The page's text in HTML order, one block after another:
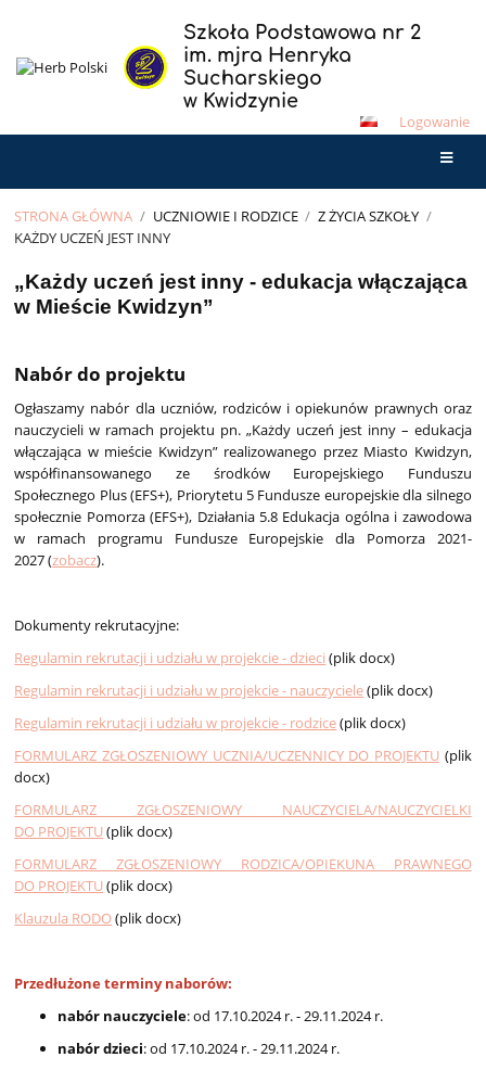
Szkoła Podstawowa nr 2
im. mjra Henryka
Sucharskiego
w Kwidzynie
Logowanie
STRONA GŁÓWNA / UCZNIOWIE I RODZICE / Z ŻYCIA SZKOŁY /
KAŻDY UCZEŃ JEST INNY
Każdy
uczeń
inny
„Każdy uczeń jest inny - edukacja włączająca
w Mieście Kwidzyn”
Nabór do projektu
Ogłaszamy nabór dla uczniów, rodziców i opiekunów prawnych oraz
nauczycieli w ramach projektu pn. „Każdy uczeń jest inny – edukacja
włączająca w mieście Kwidzyn” realizowanego przez Miasto Kwidzyn,
współfinansowanego ze środków Europejskiego Funduszu
Społecznego Plus (EFS+), Priorytetu 5 Fundusze europejskie dla silnego
społecznie Pomorza (EFS+), Działania 5.8 Edukacja ogólna i zawodowa
w ramach programu Fundusze Europejskie dla Pomorza 2021-
2027 (zobacz).
Dokumenty rekrutacyjne:
Regulamin rekrutacji i udziału w projekcie - dzieci (plik docx)
Regulamin rekrutacji i udziału w projekcie - nauczyciele(plik docx)
Regulamin rekrutacji i udziału w projekcie - rodzice(plik docx)
FORMULARZ ZGŁOSZENIOWY UCZNIA/UCZENNICY DO PROJEKTU (plik
docx)
FORMULARZ ZGŁOSZENIOWY NAUCZYCIELA/NAUCZYCIELKI
DO PROJEKTU(plik docx)
FORMULARZ ZGŁOSZENIOWY RODZICA/OPIEKUNA PRAWNEGO
DO PROJEKTU(plik docx)
Klauzula RODO(plik docx)
Przedłużone terminy naborów:
nabór nauczyciele: od 17.10.2024 r. - 29.11.2024 r.
nabór dzieci: od 17.10.2024 r. - 29.11.2024 r.